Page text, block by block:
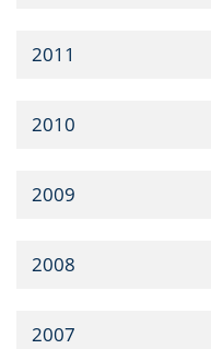
2011
2010
2009
2008
2007